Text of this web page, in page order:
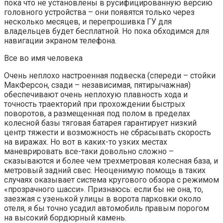
пока что не установлены в русифицированную версию
головного устройства – они появятся только через
несколько месяцев, и перепрошивка ГУ для
владельцев будет бесплатной. Но пока обходимся для
навигации экраном телефона.
Все во имя человека
Очень неплохо настроенная подвеска (спереди – стойки
МакФерсон, сзади – независимая, пятирычажная)
обеспечивают очень неплохую плавность хода и
точность траекторий при прохождении быстрых
поворотов, а размещенная под полом в пределах
колесной базы тяговая батарея гарантирует низкий
центр тяжести и возможность не сбрасывать скорость
на виражах. Но вот в каких-то узких местах
маневрировать все-таки довольно сложно –
сказываются и более чем трехметровая колесная база, и
метровый задний свес. Неоценимую помощь в таких
случаях оказывает система кругового обзора с режимом
«прозрачного шасси». Признаюсь: если бы не она, то,
заезжая с узенькой улицы в ворота парковки около
отеля, я бы точно усадил автомобиль правым порогом
на высокий бордюрный камень.